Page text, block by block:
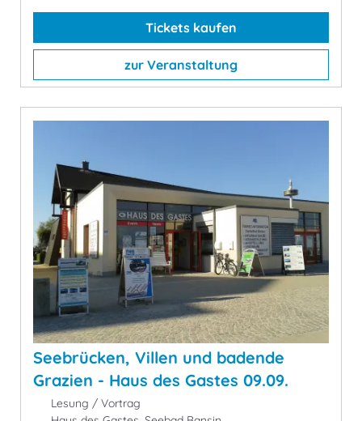
Tickets kaufen
zur Veranstaltung
Seebrücken, Villen und badende
Grazien - Haus des Gastes 09.09.
Lesung / Vortrag